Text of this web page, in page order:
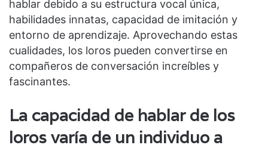
hablar debido a su estructura vocal única,
habilidades innatas, capacidad de imitación y
entorno de aprendizaje. Aprovechando estas
cualidades, los loros pueden convertirse en
compañeros de conversación increíbles y
fascinantes.
La capacidad de hablar de los
loros varía de un individuo a